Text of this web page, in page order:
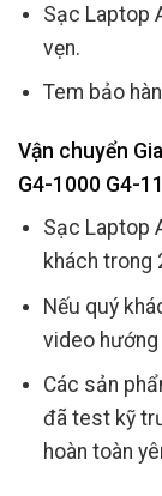
Sạc Laptop
vẹn.
Tem bảo
Vận chuyển
G4-1000 G4-
Sạc Laptop
khách trong
Nếu quý
video hướng
Các sản
đã test kỹ
hoàn toàn